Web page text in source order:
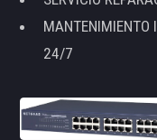
MANTENIMIENTO
24/7